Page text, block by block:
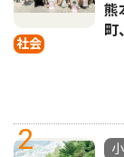
社会
熊
町
2